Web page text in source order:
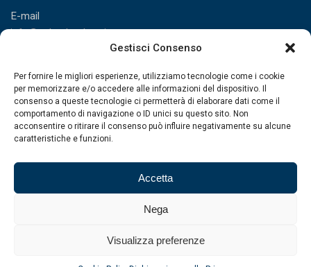
Gestisci Consenso
Per fornire le migliori esperienze, utilizziamo tecnologie come i cookie
per memorizzare e/o accedere alle informazioni del dispositivo. Il
consenso a queste tecnologie ci permetterà di elaborare dati come il
comportamento di navigazione o ID unici su questo sito. Non
acconsentire o ritirare il consenso può influire negativamente su alcune
caratteristiche e funzioni.
Accetta
Nega
Visualizza preferenze
E-mail
info@palumboglass.it
+39 081 517 21 08
PRODOTTI
Vetrate Panoramiche
Vetrate isolanti con Super Spacer
Screen glass
Vetrate isolanti ad alte prestazioni